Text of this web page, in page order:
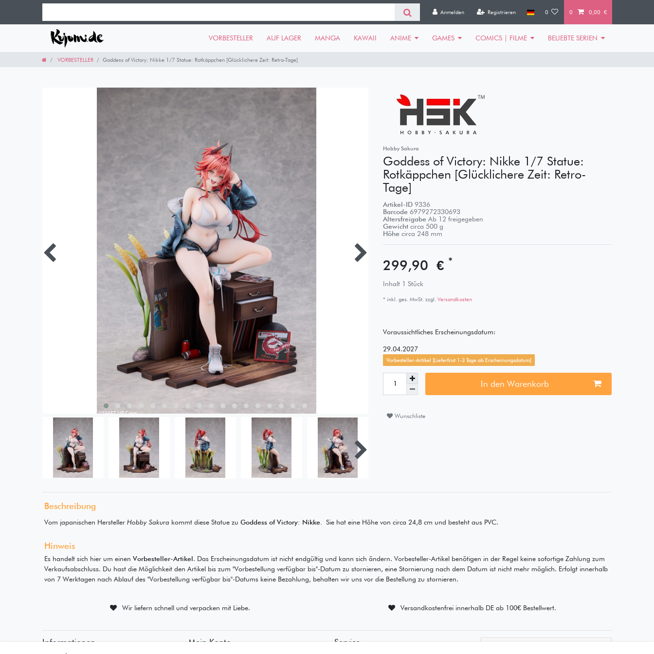
Anmelden Registrieren 0 0 0,00 €
VORBESTELLER AUF LAGER MANGA KAWAII ANIME GAMES COMICS | FILME BELIEBTE SERIEN
VORBESTELLER Goddess of Victory: Nikke 1/7 Statue: Rotkäppchen [Glücklichere Zeit: Retro-Tage]
Hobby Sakura
Goddess of Victory: Nikke 1/7 Statue:
Rotkäppchen [Glücklichere Zeit: Retro-
Tage]
Artikel-ID 9336
Barcode 6979272330693
Altersfreigabe Ab 12 freigegeben
Gewicht circa 500 g
Höhe circa 248 mm
299,90 € *
Inhalt 1 Stück
* inkl. ges. MwSt. zzgl. Versandkosten
Voraussichtliches Erscheinungsdatum:
29.04.2027
Vorbesteller-Artikel [Lieferfrist 1-3 Tage ab Erscheinungsdatum]
In den Warenkorb
Wunschliste
Beschreibung
Vom japanischen Hersteller Hobby Sakura kommt diese Statue zu Goddess of Victory: Nikke. Sie hat eine Höhe von circa 24,8 cm und besteht aus PVC.
Hinweis
Es handelt sich hier um einen Vorbesteller-Artikel. Das Erscheinungsdatum ist nicht endgültig und kann sich ändern. Vorbesteller-Artikel benötigen in der Regel keine sofortige Zahlung zum
Verkaufsabschluss. Du hast die Möglichkeit den Artikel bis zum "Vorbestellung verfügbar bis"-Datum zu stornieren, eine Stornierung nach dem Datum ist nicht mehr möglich. Erfolgt innerhalb
von 7 Werktagen nach Ablauf des "Vorbestellung verfügbar bis"-Datums keine Bezahlung, behalten wir uns vor die Bestellung zu stornieren.
Wir liefern schnell und verpacken mit Liebe. Versandkostenfrei innerhalb DE ab 100€ Bestellwert.
Informationen Mein Konto Service